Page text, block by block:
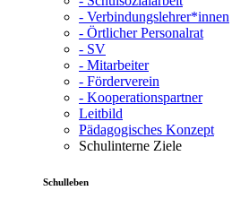
- Verbindungslehrer*innen
- Örtlicher Personalrat
- SV
- Mitarbeiter
- Förderverein
- Kooperationspartner
Leitbild
Pädagogisches Konzept
Schulinterne Ziele
Schulleben